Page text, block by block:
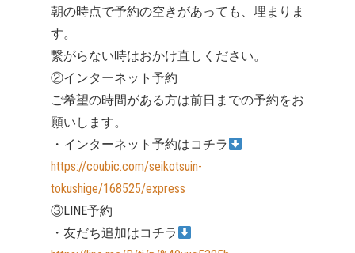
朝の時点で予約の空きがあっても、埋まりま
す。
繋がらない時はおかけ直しください。
②インターネット予約
ご希望の時間がある方は前日までの予約をお
願いします。
・インターネット予約はコチラ
https://coubic.com/seikotsuin-
tokushige/168525/express
③LINE予約
・友だち追加はコチラ